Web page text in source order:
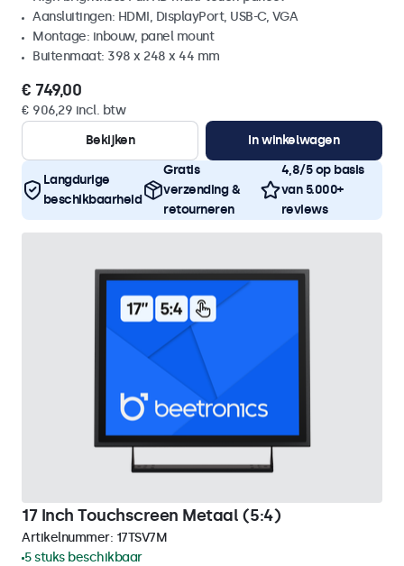
Aansluitingen: HDMI, DisplayPort, USB-C, VGA
Montage: inbouw, panel mount
Buitenmaat: 398 x 248 x 44 mm
€ 749,00
€ 906,29 incl. btw
Bekijken
In winkelwagen
Langdurige
beschikbaarheid
Gratis
verzending &
retourneren
4,8/5 op basis
van 5.000+
reviews
17 Inch Touchscreen Metaal (5:4)
Artikelnummer: 17TSV7M
5 stuks beschikbaar